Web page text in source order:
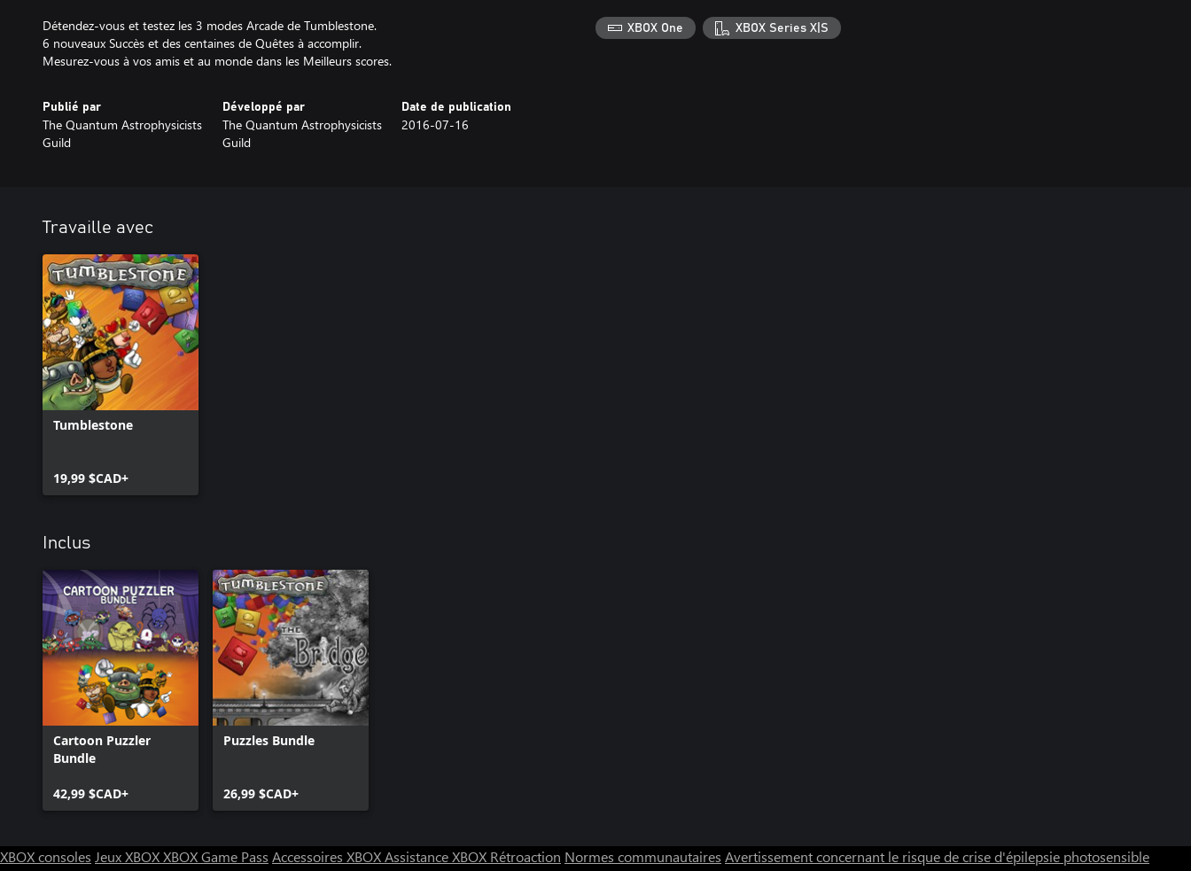
Détendez-vous et testez les 3 modes Arcade de Tumblestone.
6 nouveaux Succès et des centaines de Quêtes à accomplir.
Mesurez-vous à vos amis et au monde dans les Meilleurs scores.
Publié par
The Quantum Astrophysicists
Guild
Développé par
The Quantum Astrophysicists
Guild
Date de publication
2016-07-16
XBOX One XBOX Series X|S
Travaille avec
Tumblestone
19,99 $CAD+
Inclus
Cartoon Puzzler
Bundle
42,99 $CAD+
Puzzles Bundle
26,99 $CAD+
XBOX consoles Jeux XBOXXBOX Game Pass Accessoires XBOXAssistance XBOX Rétroaction Normes communautaires Avertissement concernant le risque de crise d'épilepsie photosensible